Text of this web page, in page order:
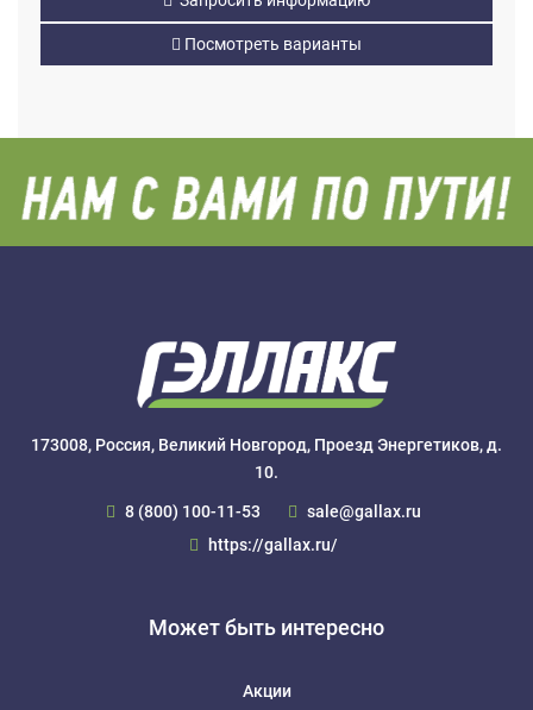
Посмотреть варианты
173008, Россия, Великий Новгород, Проезд Энергетиков, д.
10.
8 (800) 100-11-53
sale@gallax.ru
https://gallax.ru/
Может быть интересно
Акции